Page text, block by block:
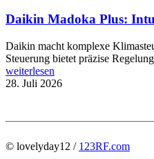
Daikin Madoka Plus:
Daikin macht komplexe
Steuerung bietet präzise
weiterlesen
28. Juli 2026
© lovelyday12 / 123RF.com